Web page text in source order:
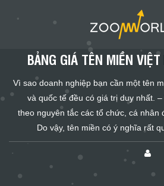
BẢNG GIÁ TÊN MIỀN
Vì sao doanh nghiệp bạn cần một tên
và quốc tế đều có giá trị duy nhất.
theo nguyên tắc các tổ chức, cá nhân
Do vậy, tên miền có ý nghĩa rất